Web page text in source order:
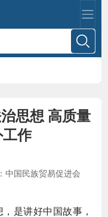
思想 高质量
作
中国民族贸易促进会
是讲好中国故事，